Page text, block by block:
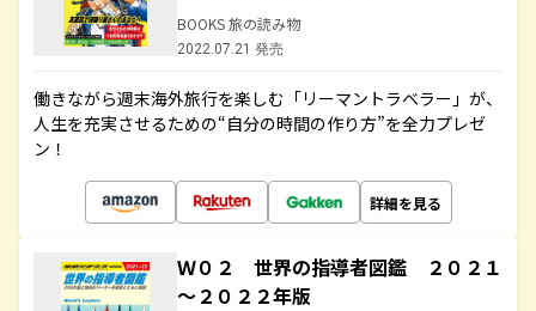
BOOKS 旅の読み物
2022.07.21 発売
働きながら週末海外旅行を楽しむ「リーマントラベラー」が、
人生を充実させるための“自分の時間の作り方”を全力プレゼ
ン！
詳細を見る
Ｗ０２ 世界の指導者図鑑 ２０２１
～２０２２年版